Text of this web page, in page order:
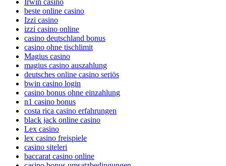
beste online casino
Izzi casino
izzi casino online
casino deutschland bonus
casino ohne tischlimit
Magius casino
magius casino auszahlung
deutsches online casino seriös
bwin casino login
casino bonus ohne einzahlung
n1 casino bonus
costa rica casino erfahrungen
black jack online casino
Lex casino
lex casino freispiele
casino siteleri
baccarat casino online